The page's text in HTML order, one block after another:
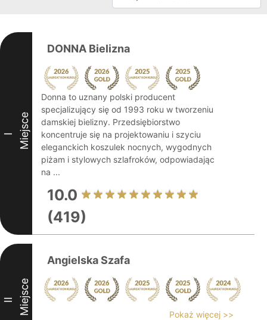
I Miejsce
DONNA Bielizna
Donna to uznany polski producent
specjalizujący się od 1993 roku w tworzeniu
damskiej bielizny. Przedsiębiorstwo
koncentruje się na projektowaniu i szyciu
eleganckich koszulek nocnych, wygodnych
piżam i stylowych szlafroków, odpowiadając
na ...
10.0
(419)
II Miejsce
Angielska Szafa
Pokaż więcej >>